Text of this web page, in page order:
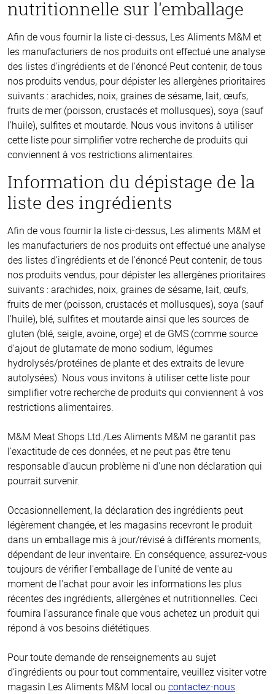
nutritionnelle sur l'emballage
Afin de vous fournir la liste ci-dessus, Les Aliments M&M et
les manufacturiers de nos produits ont effectué une analyse
des listes d'ingrédients et de l'énoncé Peut contenir, de tous
nos produits vendus, pour dépister les allergènes prioritaires
suivants : arachides, noix, graines de sésame, lait, œufs,
fruits de mer (poisson, crustacés et mollusques), soya (sauf
l'huile), sulfites et moutarde. Nous vous invitons à utiliser
cette liste pour simplifier votre recherche de produits qui
conviennent à vos restrictions alimentaires.
Information du dépistage de la
liste des ingrédients
Afin de vous fournir la liste ci-dessus, Les aliments M&M et
les manufacturiers de nos produits ont effectué une analyse
des listes d'ingrédients et de l'énoncé Peut contenir, de tous
nos produits vendus, pour dépister les allergènes prioritaires
suivants : arachides, noix, graines de sésame, lait, œufs,
fruits de mer (poisson, crustacés et mollusques), soya (sauf
l'huile), blé, sulfites et moutarde ainsi que les sources de
gluten (blé, seigle, avoine, orge) et de GMS (comme source
d'ajout de glutamate de mono sodium, légumes
hydrolysés/protéines de plante et des extraits de levure
autolysées). Nous vous invitons à utiliser cette liste pour
simplifier votre recherche de produits qui conviennent à vos
restrictions alimentaires.
M&M Meat Shops Ltd./Les Aliments M&M ne garantit pas
l'exactitude de ces données, et ne peut pas être tenu
responsable d'aucun problème ni d'une non déclaration qui
pourrait survenir.
Occasionnellement, la déclaration des ingrédients peut
légèrement changée, et les magasins recevront le produit
dans un emballage mis à jour/révisé à différents moments,
dépendant de leur inventaire. En conséquence, assurez-vous
toujours de vérifier l'emballage de l'unité de vente au
moment de l'achat pour avoir les informations les plus
récentes des ingrédients, allergènes et nutritionnelles. Ceci
fournira l'assurance finale que vous achetez un produit qui
répond à vos besoins diététiques.
Pour toute demande de renseignements au sujet
d’ingrédients ou pour tout commentaire, veuillez visiter votre
magasin Les Aliments M&M local ou contactez-nous.